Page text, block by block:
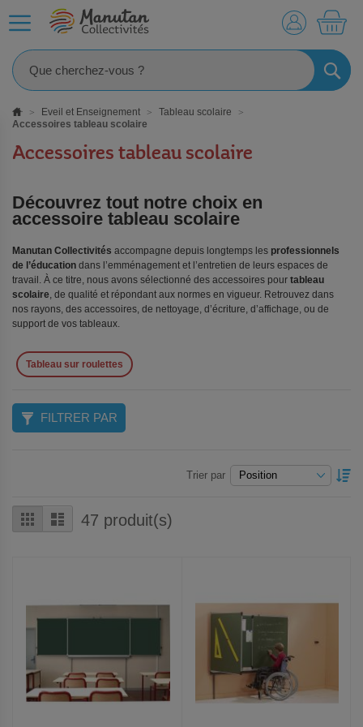
Eveil et Enseignement
Tableau scolaire
Accessoires tableau scolaire
Accessoires tableau scolaire
Découvrez tout notre choix en
accessoire tableau scolaire
Manutan Collectivités accompagne depuis longtemps les professionnels
de l’éducation dans l’emménagement et l’entretien de leurs espaces de
travail. À ce titre, nous avons sélectionné des accessoires pour tableau
scolaire, de qualité et répondant aux normes en vigueur. Retrouvez dans
nos rayons, des accessoires, de nettoyage, d’écriture, d’affichage, ou de
support de vos tableaux.
Tableau sur roulettes
Grille Liste47 produit(s)
Trier par
FILTRER PAR